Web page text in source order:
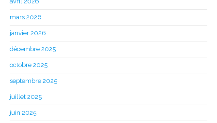
mars 2026
janvier 2026
décembre 2025
octobre 2025
septembre 2025
juillet 2025
juin 2025